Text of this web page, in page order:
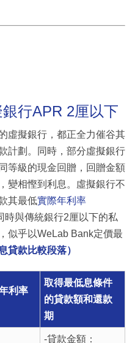
行APR 2厘以下
虛擬銀行，都正全力催谷其
計劃。同時，部分虛擬銀行
等級的現金回贈，回贈金額
變相慳到利息。虛擬銀行不
其最低實際年利率
時與傳統銀行2厘以下的私
似乎以WeLab Bank定價最
貸款比較段落）
利率
取得最低息條件
的貸款額和還款
期
-貸款金額：